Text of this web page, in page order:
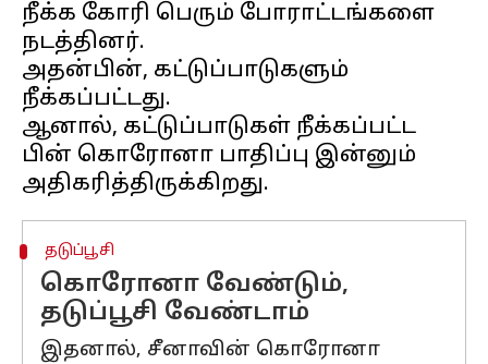
நீக்க கோரி பெரும் போராட்டங்களை
நடத்தினர்.
அதன்பின், கட்டுப்பாடுகளும்
நீக்கப்பட்டது.
ஆனால், கட்டுப்பாடுகள் நீக்கப்பட்ட
பின் கொரோனா பாதிப்பு இன்னும்
தடுப்பூசி
கொரோனா வேண்டும்,
தடுப்பூசி வேண்டாம்
இதனால், சீனாவின் கொரோனா